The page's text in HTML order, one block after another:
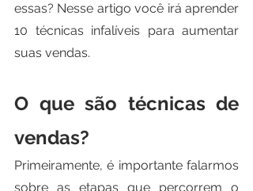
essas? Nesse artigo você irá aprender
10 técnicas infalíveis para aumentar
suas vendas.
O que são técnicas de
vendas?
Primeiramente, é importante falarmos
sobre as etapas que percorrem o